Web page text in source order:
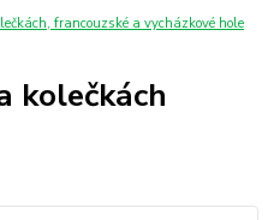
francouzské a vycházkové hole
kolečkách